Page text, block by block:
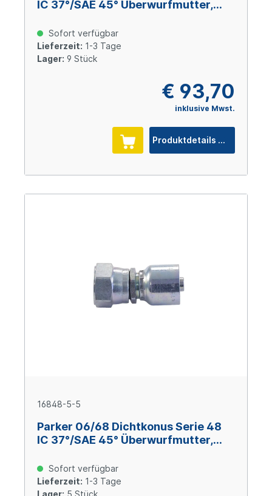
IC 37°/SAE 45° Überwurfmutter,
verzinkt Cr(VI)-frei
Sofort verfügbar
Lieferzeit: 1-3 Tage
Lager: 9 Stück
€ 93,70
inklusive Mwst.
Produktdetails
16848-5-5
Parker 06/68 Dichtkonus Serie 48
IC 37°/SAE 45° Überwurfmutter,
verzinkt Cr(VI)-frei
Sofort verfügbar
Lieferzeit: 1-3 Tage